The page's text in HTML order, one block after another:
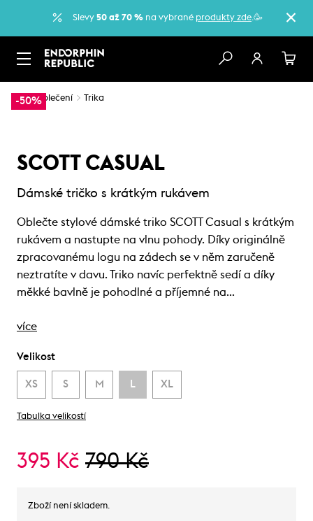
Slevy 50 až 70 % na vybrané produkty zde.🥳
-50%
… Oblečení Trika
SCOTT CASUAL
Dámské tričko s krátkým rukávem
Oblečte stylové dámské triko SCOTT Casual s krátkým
rukávem a nastupte na vlnu pohody. Díky originálně
zpracovanému logu na zádech se v něm zaručeně
neztratíte v davu. Triko navíc perfektně sedí a díky
měkké bavlně je pohodlné a příjemné na…
více
Velikost
XS S M L XL
Tabulka velikostí
395 Kč 790 Kč
Zboží není skladem.